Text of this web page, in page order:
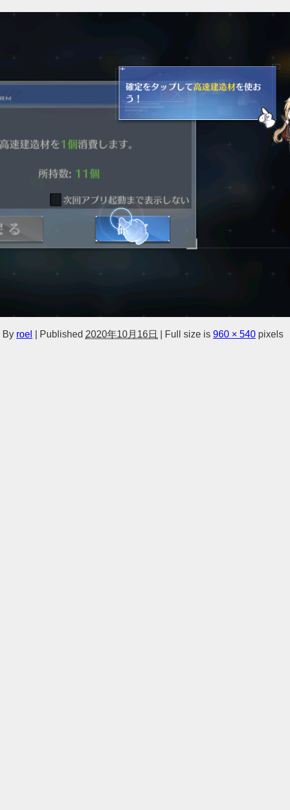
By roel Published 2020年10月16日 Full size is 960 × 540 pixels